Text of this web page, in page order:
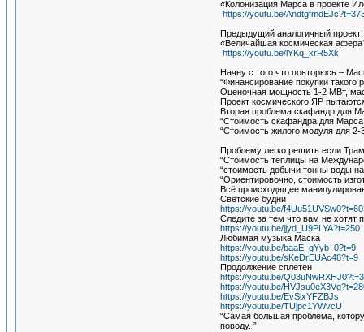
«Колонизация Марса в проекте
https://youtu.be/
Предыдущий аналогичный проект!
«Величайшая космическая
https://youtu.be/lYKq_xrR5Xk
Начну с того что повторюсь –
“Финансирование покупки
Оценочная мощность 1-2 МВт,
Проект космического ЯР
Вторая проблема скафандр для
“Стоимость скафандра для
“Стоимость жилого модуля для 2-
Проблему легко решить если
“Стоимость теплицы на
“стоимость добычи тонны воды
“Ориентировочно, стоимость
Всё происходящее
Светские будни
https://youtu.be/
Следите за тем что вам не хотят
https://youtu.be/jjyd_U9PLYA?t=250
Любимая музыка Маска
https://youtu.be/baaE_gYyb_0?t=9
https://youtu.be/sKeDrEUAc48?t=9
Продолжение сплетен
https://youtu.be/Q03uNwRXHJ0?t=3
https://youtu.be/
https://youtu.be/EvSlxYFZBJs
https://youtu.be/TUjpc1YWvcU
“Самая большая проблема,
поводу. ”